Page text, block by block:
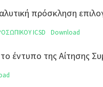
πρόσκληση
ICSD Download
το έντυπο της Αίτησης